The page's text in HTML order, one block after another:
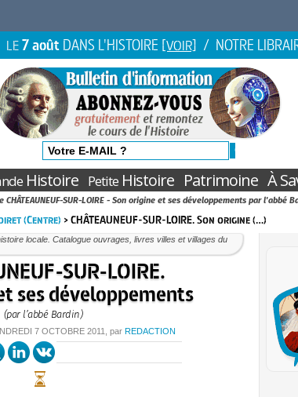
LE7 août DANS L'HISTOIRE [VOIR] / NOTRE
Histoire PetiteHistoire Patrimoine À
SUR-LOIRE - Son origine et ses développements par l'abbé
(Centre) > CHÂTEAUNEUF-SUR-LOIRE. Son origine (…)
locale. Catalogue ouvrages, livres villes et villages du
SUR-LOIRE.
ses développements
(par l’abbé Bardin)
7 OCTOBRE 2011 , par REDACTION